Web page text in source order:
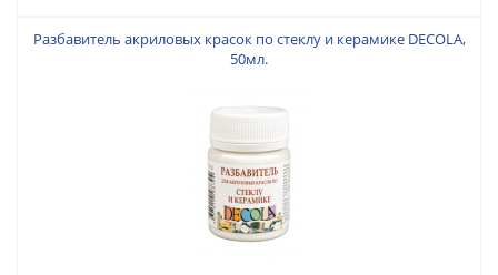
Разбавитель акриловых красок по стеклу и керамике DECOLA,
50мл.